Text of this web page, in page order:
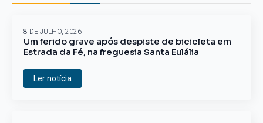
Um ferido grave após despiste de bicicleta em
Estrada da Fé, na freguesia Santa Eulália
8 DE JULHO, 2026
Ler notícia